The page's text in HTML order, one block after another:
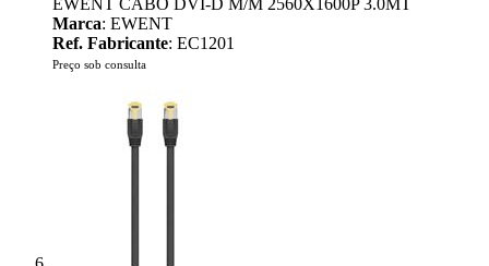
EWENT CABO DVI-D M/M 2560X1600P 3.0MT
Marca: EWENT
Ref. Fabricante: EC1201
Preço sob consulta